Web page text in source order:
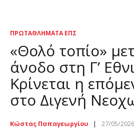
ΠΡΩΤΑΘΛΉΜΑΤΑ ΕΠΣ
«Θολό τοπίο»
άνοδο στη Γ’
Κρίνεται η
στο Διγενή
Κώστας Παπαγεωργίου 27/05/2026